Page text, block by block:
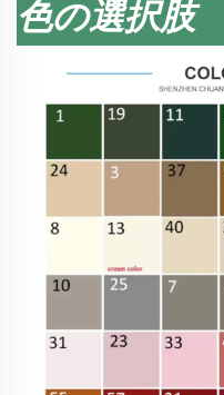
色の選択肢